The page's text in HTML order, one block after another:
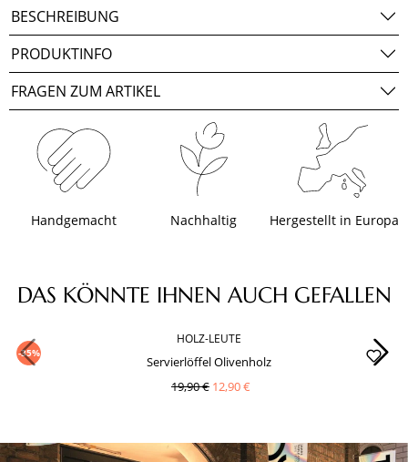
BESCHREIBUNG
PRODUKTINFO
FRAGEN ZUM ARTIKEL
Handgemacht Nachhaltig Hergestellt in Europa
Produktgalerie überspringen
DAS KÖNNTE IHNEN AUCH GEFALLEN
-35%
HOLZ-LEUTE
Servierlöffel Olivenholz
19,90 € 12,90 €